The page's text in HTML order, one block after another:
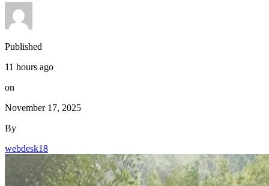
Published
11 hours ago
on
November 17, 2025
By
webdesk18